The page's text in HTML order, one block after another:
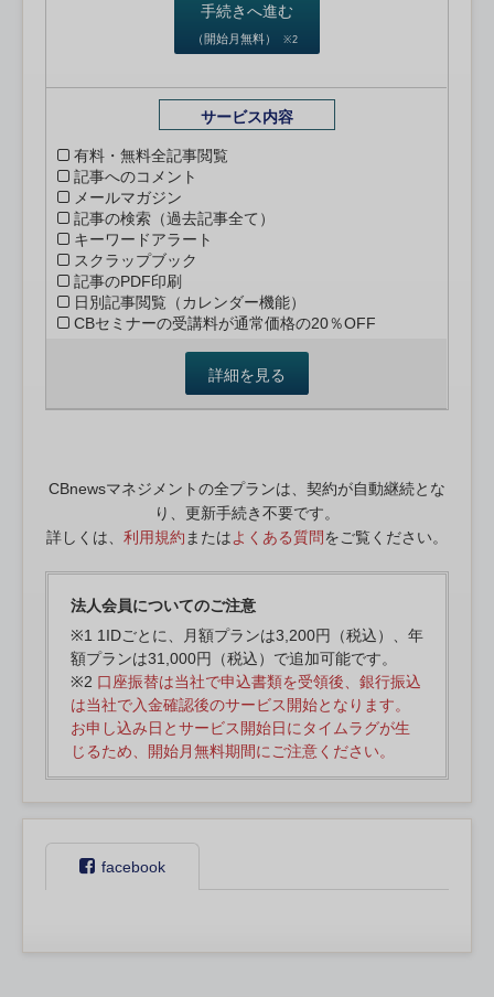
手続きへ進む
（開始月無料） ※2
サービス内容
有料・無料全記事閲覧
記事へのコメント
メールマガジン
記事の検索（過去記事全て）
キーワードアラート
スクラップブック
記事のPDF印刷
日別記事閲覧（カレンダー機能）
CBセミナーの受講料が通常価格の20％OFF
詳細を見る
CBnewsマネジメントの全プランは、契約が自動継続とな
り、更新手続き不要です。
詳しくは、 利用規約 またはよくある質問をご覧ください。
法人会員についてのご注意
※1 1IDごとに、月額プランは3,200円（税込）、年
額プランは31,000円（税込）で追加可能です。
※2 口座振替は当社で申込書類を受領後、銀行振込
は当社で入金確認後のサービス開始となります。
お申し込み日とサービス開始日にタイムラグが生
じるため、開始月無料期間にご注意ください。
facebook